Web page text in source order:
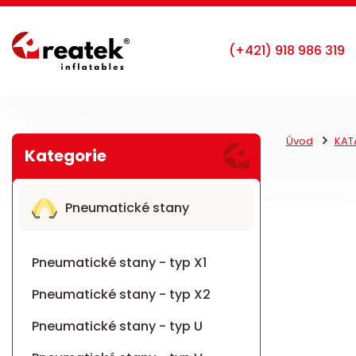
Pneumatické stany
Pneumatické stany - typ X1
Pneumatické stany - typ X2
Pneumatické stany - typ U
Úvod